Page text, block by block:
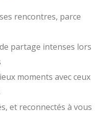
rencontres, parce
partage intenses lors
moments avec ceux
et reconnectés à vous